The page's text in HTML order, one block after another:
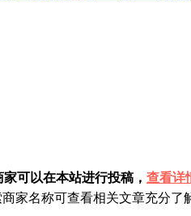
可以在本站进行投稿， 查看详
名称可查看相关文章充分了